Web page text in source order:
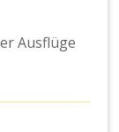
Ausflüge